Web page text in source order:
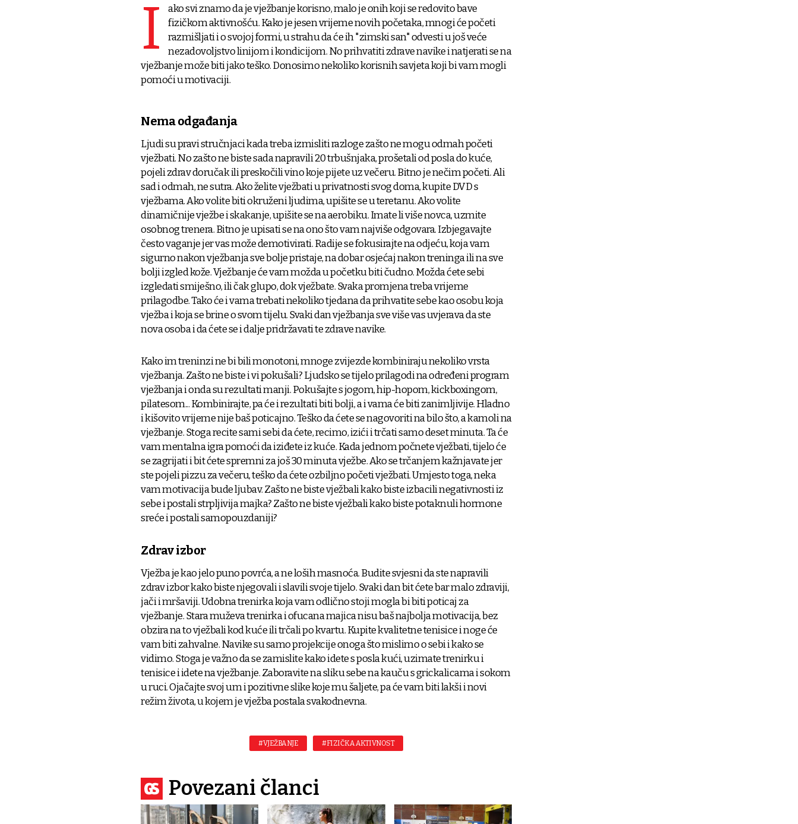
I
ako svi znamo da je vježbanje korisno, malo je onih koji se redovito bave
fizičkom aktivnošću. Kako je jesen vrijeme novih početaka, mnogi će početi
razmišljati i o svojoj formi, u strahu da će ih "zimski san" odvesti u još veće
nezadovoljstvo linijom i kondicijom. No prihvatiti zdrave navike i natjerati se na
vježbanje može biti jako teško. Donosimo nekoliko korisnih savjeta koji bi vam mogli
pomoći u motivaciji.
Nema odgađanja
Ljudi su pravi stručnjaci kada treba izmisliti razloge zašto ne mogu odmah početi
vježbati. No zašto ne biste sada napravili 20 trbušnjaka, prošetali od posla do kuće,
pojeli zdrav doručak ili preskočili vino koje pijete uz večeru. Bitno je nečim početi. Ali
sad i odmah, ne sutra. Ako želite vježbati u privatnosti svog doma, kupite DVD s
vježbama. Ako volite biti okruženi ljudima, upišite se u teretanu. Ako volite
dinamičnije vježbe i skakanje, upišite se na aerobiku. Imate li više novca, uzmite
osobnog trenera. Bitno je upisati se na ono što vam najviše odgovara. Izbjegavajte
često vaganje jer vas može demotivirati. Radije se fokusirajte na odjeću, koja vam
sigurno nakon vježbanja sve bolje pristaje, na dobar osjećaj nakon treninga ili na sve
bolji izgled kože. Vježbanje će vam možda u početku biti čudno. Možda ćete sebi
izgledati smiješno, ili čak glupo, dok vježbate. Svaka promjena treba vrijeme
prilagodbe. Tako će i vama trebati nekoliko tjedana da prihvatite sebe kao osobu koja
vježba i koja se brine o svom tijelu. Svaki dan vježbanja sve više vas uvjerava da ste
nova osoba i da ćete se i dalje pridržavati te zdrave navike.
Kako im treninzi ne bi bili monotoni, mnoge zvijezde kombiniraju nekoliko vrsta
vježbanja. Zašto ne biste i vi pokušali? Ljudsko se tijelo prilagodi na određeni program
vježbanja i onda su rezultati manji. Pokušajte s jogom, hip-hopom, kickboxingom,
pilatesom... Kombinirajte, pa će i rezultati biti bolji, a i vama će biti zanimljivije. Hladno
i kišovito vrijeme nije baš poticajno. Teško da ćete se nagovoriti na bilo što, a kamoli na
vježbanje. Stoga recite sami sebi da ćete, recimo, izići i trčati samo deset minuta. Ta će
vam mentalna igra pomoći da iziđete iz kuće. Kada jednom počnete vježbati, tijelo će
se zagrijati i bit ćete spremni za još 30 minuta vježbe. Ako se trčanjem kažnjavate jer
ste pojeli pizzu za večeru, teško da ćete ozbiljno početi vježbati. Umjesto toga, neka
vam motivacija bude ljubav. Zašto ne biste vježbali kako biste izbacili negativnosti iz
sebe i postali strpljivija majka? Zašto ne biste vježbali kako biste potaknuli hormone
sreće i postali samopouzdaniji?
Zdrav izbor
Vježba je kao jelo puno povrća, a ne loših masnoća. Budite svjesni da ste napravili
zdrav izbor kako biste njegovali i slavili svoje tijelo. Svaki dan bit ćete bar malo zdraviji,
jači i mršaviji. Udobna trenirka koja vam odlično stoji mogla bi biti poticaj za
vježbanje. Stara muževa trenirka i ofucana majica nisu baš najbolja motivacija, bez
obzira na to vježbali kod kuće ili trčali po kvartu. Kupite kvalitetne tenisice i noge će
vam biti zahvalne. Navike su samo projekcije onoga što mislimo o sebi i kako se
vidimo. Stoga je važno da se zamislite kako idete s posla kući, uzimate trenirku i
tenisice i idete na vježbanje. Zaboravite na sliku sebe na kauču s grickalicama i sokom
u ruci. Ojačajte svoj um i pozitivne slike koje mu šaljete, pa će vam biti lakši i novi
režim života, u kojem je vježba postala svakodnevna.
#VJEŽBANJE #FIZIČKA AKTIVNOST
Povezani članci